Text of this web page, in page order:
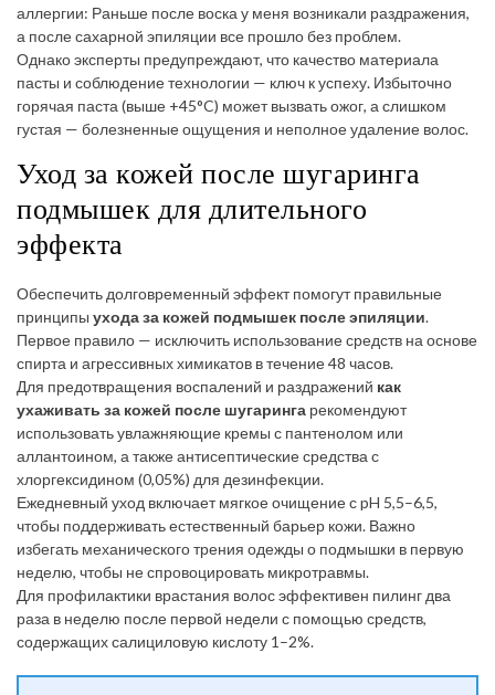
аллергии: Раньше после воска у меня возникали раздражения,
а после сахарной эпиляции все прошло без проблем.
Однако эксперты предупреждают, что качество материала
пасты и соблюдение технологии — ключ к успеху. Избыточно
горячая паста (выше +45°C) может вызвать ожог, а слишком
густая — болезненные ощущения и неполное удаление волос.
Уход за кожей после шугаринга
подмышек для длительного
эффекта
Обеспечить долговременный эффект помогут правильные
принципы ухода за кожей подмышек после эпиляции.
Первое правило — исключить использование средств на основе
спирта и агрессивных химикатов в течение 48 часов.
Для предотвращения воспалений и раздражений как
ухаживать за кожей после шугаринга рекомендуют
использовать увлажняющие кремы с пантенолом или
аллантоином, а также антисептические средства с
хлоргексидином (0,05%) для дезинфекции.
Ежедневный уход включает мягкое очищение с pH 5,5–6,5,
чтобы поддерживать естественный барьер кожи. Важно
избегать механического трения одежды о подмышки в первую
неделю, чтобы не спровоцировать микротравмы.
Для профилактики врастания волос эффективен пилинг два
раза в неделю после первой недели с помощью средств,
содержащих салициловую кислоту 1–2%.